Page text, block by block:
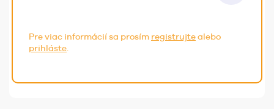
Pre viac informácií sa prosím registrujtealebo
prihláste